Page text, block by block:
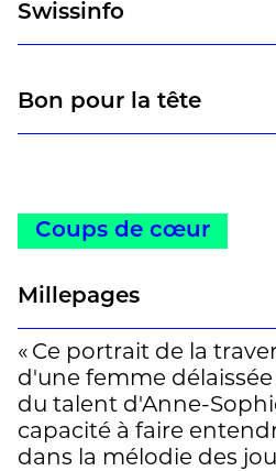
Swissinfo
Bon pour la tête
Coups de cœur
Millepages
« Ce portrait de la
d'une femme
du talent d'Anne-
capacité à faire
dans la mélodie des